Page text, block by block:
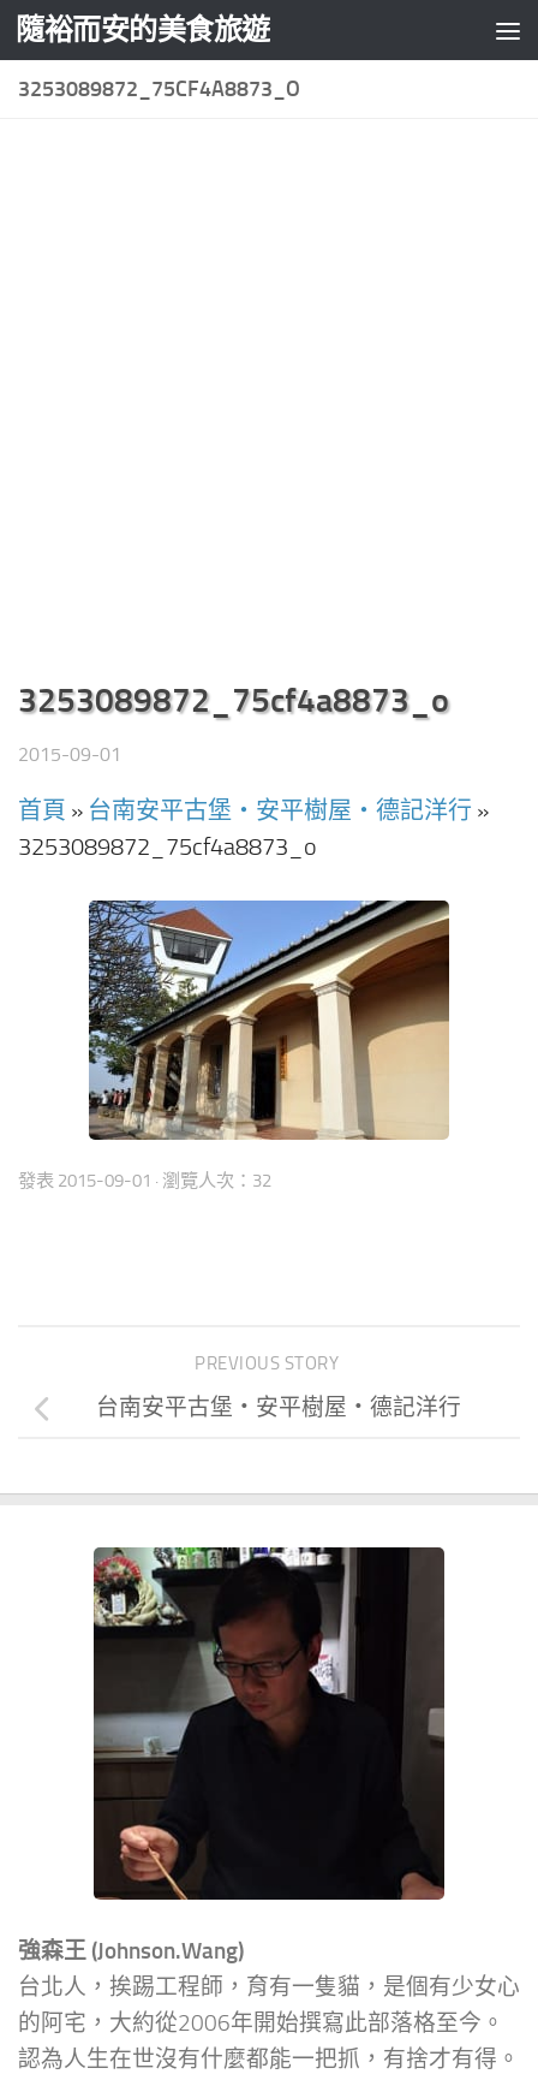
Skip to content
隨裕而安的美食旅遊
3253089872_75CF4A8873_O
3253089872_75cf4a8873_o
2015-09-01
首頁 » 台南安平古堡‧安平樹屋‧德記洋行 »
3253089872_75cf4a8873_o
發表 2015-09-01 · 瀏覽人次：32
PREVIOUS STORY
台南安平古堡‧安平樹屋‧德記洋行
強森王 (Johnson.Wang)
台北人，挨踢工程師，育有一隻貓，是個有少女心
的阿宅，大約從2006年開始撰寫此部落格至今。
認為人生在世沒有什麼都能一把抓，有捨才有得。